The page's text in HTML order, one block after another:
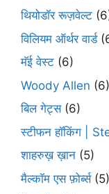
थियोडॉर रूज़वेल्ट
विलियम ऑर्थर वार्ड
मॅई वेस्ट (6)
Woody Allen (6)
बिल गेट्स(6)
स्टीफन हॉकिंग |
शाहरुख़ ख़ान (5)
मैल्कॉम एस फ़ोर्ब्स(5)